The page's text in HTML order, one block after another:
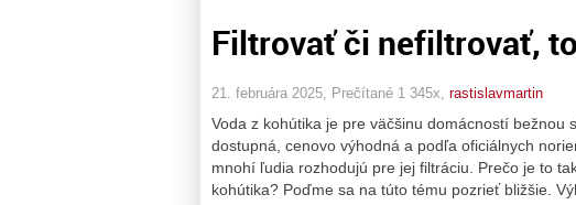
Filtrovať či nefiltrovať,
21. februára 2025, Prečítané 1 345x, rastislavmartin
Voda z kohútika je pre väčšinu domácností bežnou
dostupná, cenovo výhodná a podľa oficiálnych
mnohí ľudia rozhodujú pre jej filtráciu. Prečo je to
kohútika? Poďme sa na túto tému pozrieť bližšie.